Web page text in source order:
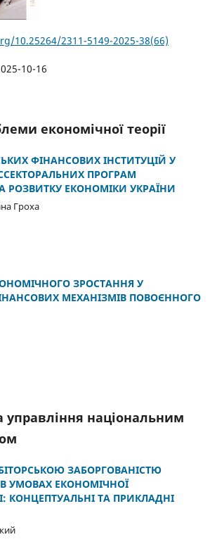
10.25264/2311-5149-2025-38(66)
10-16
економічної теорії
ФІНАНСОВИХ ІНСТИТУЦІЙ У
ПРОГРАМ
РОЗВИТКУ ЕКОНОМІКИ УКРАЇНИ
Гроха
ЗРОСТАННЯ У
МЕХАНІЗМІВ ПОВОЄННОГО
управління національним
ЗАБОРГОВАНІСТЮ
УМОВАХ ЕКОНОМІЧНОЇ
КОНЦЕПТУАЛЬНІ ТА ПРИКЛАДНІ